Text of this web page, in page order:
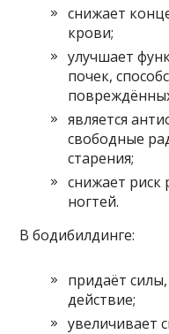
снижает
крови;
улучшает
почек,
является
свободные
старения;
снижает риск
ногтей.
В бодибилдинге:
придаёт
действие;
увеличивает